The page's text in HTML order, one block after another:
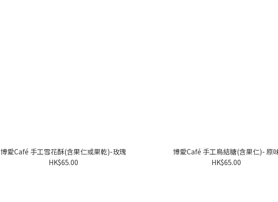
博愛Café 手工雪花酥(含果仁或果乾)-玫瑰
HK$65.00
博愛Café 手工鳥結糖(含果仁)- 原
HK$65.00